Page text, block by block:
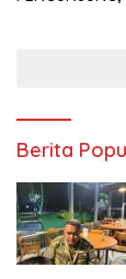
Berita